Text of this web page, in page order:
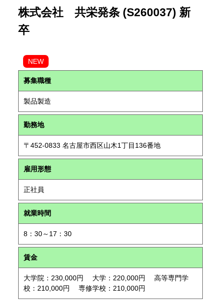
株式会社 共栄発条 (S260037) 新
卒
NEW
募集職種
製品製造
勤務地
〒452-0833 名古屋市西区山木1丁目136番地
雇用形態
正社員
就業時間
8：30～17：30
賃金
大学院：230,000円 大学：220,000円 高等専門学
校：210,000円 専修学校：210,000円